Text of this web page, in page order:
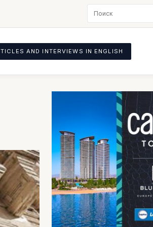
AND INTERVIEWS IN ENGLISH